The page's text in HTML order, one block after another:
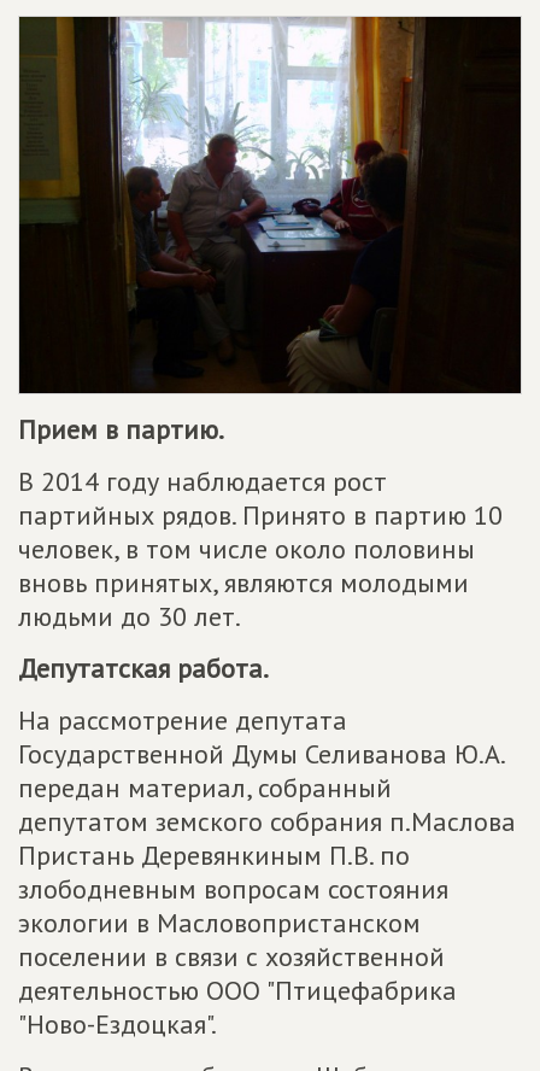
Прием в партию.
В 2014 году наблюдается рост
партийных рядов. Принято в партию 10
человек, в том числе около половины
вновь принятых, являются молодыми
людьми до 30 лет.
Депутатская работа.
На рассмотрение депутата
Государственной Думы Селиванова Ю.А.
передан материал, собранный
депутатом земского собрания п.Маслова
Пристань Деревянкиным П.В. по
злободневным вопросам состояния
экологии в Масловопристанском
поселении в связи с хозяйственной
деятельностью ООО "Птицефабрика
"Ново-Ездоцкая".